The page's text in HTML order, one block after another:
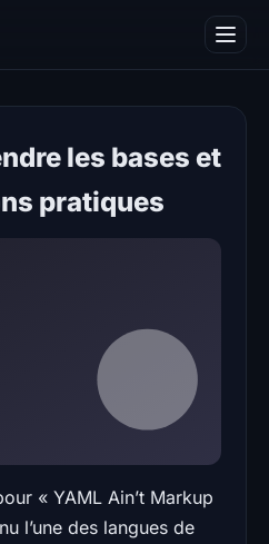
les bases et
pratiques
« YAML Ain’t Markup
l’une des langues de